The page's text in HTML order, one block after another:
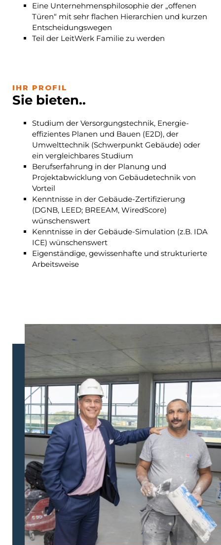
Eine Unternehmensphilosophie der „offenen
Türen“ mit sehr flachen Hierarchien und kurzen
Entscheidungswegen
Teil der LeitWerk Familie zu werden
IHR PROFIL
Sie bieten..
Studium der Versorgungstechnik, Energie-
effizientes Planen und Bauen (E2D), der
Umwelttechnik (Schwerpunkt Gebäude) oder
ein vergleichbares Studium
Berufserfahrung in der Planung und
Projektabwicklung von Gebäudetechnik von
Vorteil
Kenntnisse in der Gebäude-Zertifizierung
(DGNB, LEED; BREEAM, WiredScore)
wünschenswert
Kenntnisse in der Gebäude-Simulation (z.B. IDA
ICE) wünschenswert
Eigenständige, gewissenhafte und strukturierte
Arbeitsweise